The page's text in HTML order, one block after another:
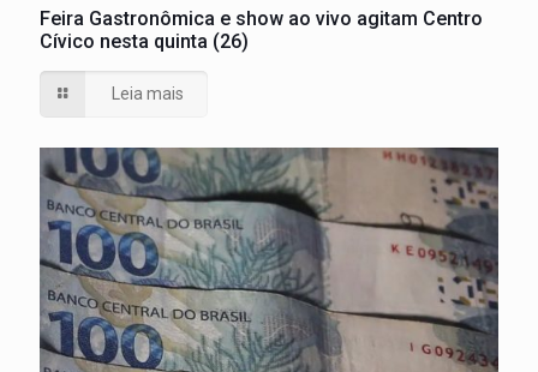
Feira Gastronômica e show ao vivo agitam Centro
Cívico nesta quinta (26)
Leia mais